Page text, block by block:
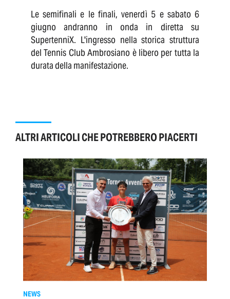
Le semifinali e le finali, venerdì 5 e sabato 6
giugno andranno in onda in diretta su
SupertenniX. L'ingresso nella storica struttura
del Tennis Club Ambrosiano è libero per tutta la
durata della manifestazione.
ALTRI ARTICOLI CHE POTREBBERO PIACERTI
NEWS